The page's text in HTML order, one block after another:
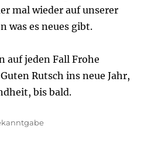
mal wieder auf unserer
was es neues gibt.
auf jeden Fall Frohe
Rutsch ins neue Jahr,
bis bald.